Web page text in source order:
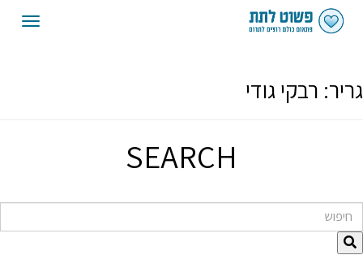
גריר: רבקי גודי
SEARCH
חיפוש